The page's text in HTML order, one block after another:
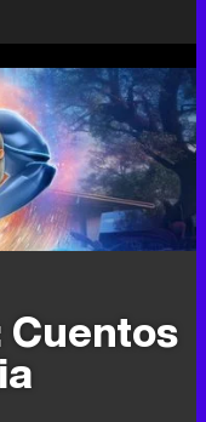
Cuentos